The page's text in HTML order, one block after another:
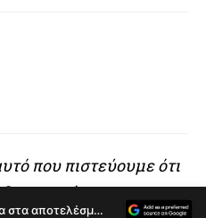
που πιστεύουμε ότι
Ανακαλύψτε περισσότερα άρθρα στα αποτελέσματα αναζήτησης